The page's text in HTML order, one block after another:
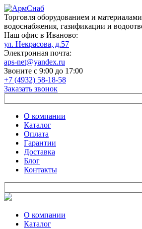
Торговля оборудованием и
водоснабжения, газификации и
Наш офис в Иваново:
ул. Некрасова, д.57
Электронная почта:
aps-net@yandex.ru
Звоните с 9:00 до 17:00
+7 (4932) 58-18-58
Заказать звонок
О компании
Каталог
Оплата
Гарантии
Доставка
Блог
Контакты
О компании
Каталог